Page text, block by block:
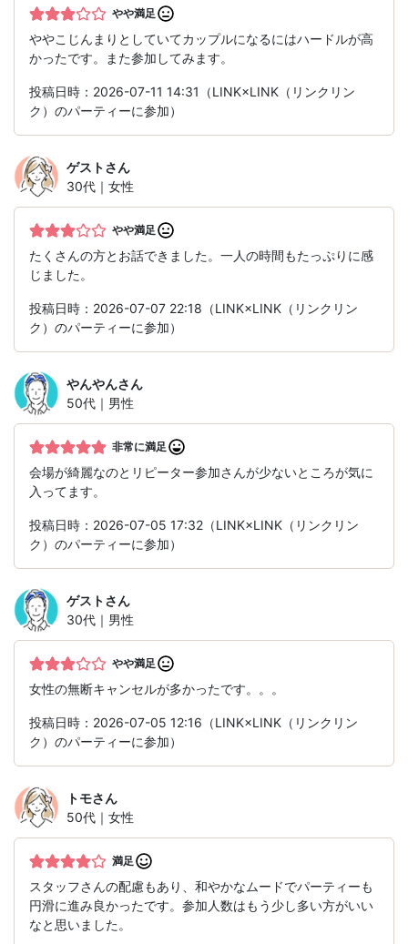
やや満足
ややこじんまりとしていてカップルになるにはハードルが高
かったです。また参加してみます。
投稿日時：2026-07-11 14:31（LINK×LINK（リンクリン
ク）のパーティーに参加）
ゲストさん
30代｜女性
やや満足
たくさんの方とお話できました。一人の時間もたっぷりに感
じました。
投稿日時：2026-07-07 22:18（LINK×LINK（リンクリン
ク）のパーティーに参加）
やんやんさん
50代｜男性
非常に満足
会場が綺麗なのとリピーター参加さんが少ないところが気に
入ってます。
投稿日時：2026-07-05 17:32（LINK×LINK（リンクリン
ク）のパーティーに参加）
ゲストさん
30代｜男性
やや満足
女性の無断キャンセルが多かったです。。。
投稿日時：2026-07-05 12:16（LINK×LINK（リンクリン
ク）のパーティーに参加）
トモさん
50代｜女性
満足
スタッフさんの配慮もあり、和やかなムードでパーティーも
円滑に進み良かったです。参加人数はもう少し多い方がいい
なと思いました。